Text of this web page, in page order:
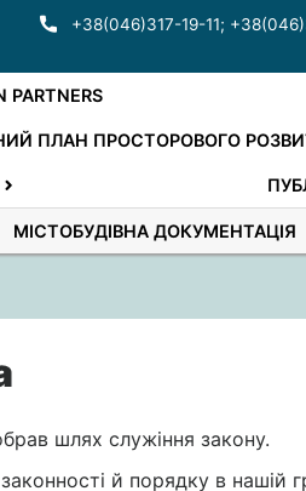
+38(046)317-19-11;
PARTNERS
ПЛАН ПРОСТОРОВОГО
МІСТОБУДІВНА ДОКУМЕНТАЦІЯ
шлях служіння закону.
й порядку в нашій